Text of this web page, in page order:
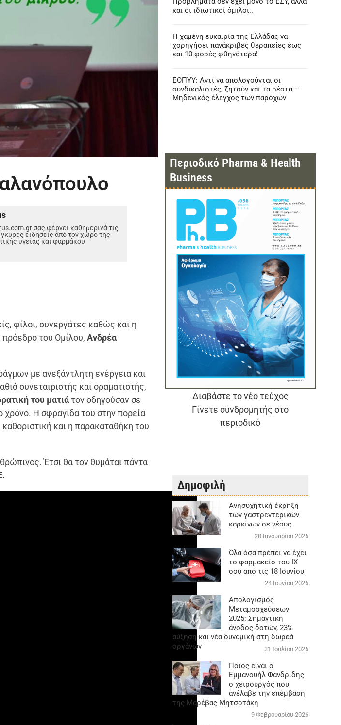
σας φέρνει καθημερινά τις
ειδησεις από τον χώρο της
υγείας και φαρμάκου
φίλοι, συνεργάτες καθώς και η
πρόεδρο του Ομίλου,Ανδρέα
με ανεξάντλητη ενέργεια και
συνεταιριστής και οραματιστής,
του ματιάτον οδηγούσαν σε
χρόνο. Η σφραγίδα του στην πορεία
και η παρακαταθήκη του
Έτσι θα τον θυμάται πάντα
και οι ιδιωτικοί όμιλοι..
Η χαμένη ευκαιρία της Ελλάδας να
χορηγήσει πανάκριβες θεραπείες έως
και 10 φορές φθηνότερα!
ΕΟΠΥΥ: Αντί να απολογούνται οι
συνδικαλιστές, ζητούν και τα ρέστα –
Μηδενικός έλεγχος των παρόχων
Περιοδικό Pharma & Health
Business
Διαβάστε το νέο τεύχος
Γίνετε συνδρομητής στο
περιοδικό
Δημοφιλή
Aνησυχητική έκρηξη
των γαστρεντερικών
καρκίνων σε νέους
20 Ιανουαρίου 2026
Όλα όσα πρέπει να έχει
το φαρμακείο του ΙΧ
σου από τις 18 Ιουνίου
24 Ιουνίου 2026
Απολογισμός
Μεταμοσχεύσεων
2025: Σημαντική
άνοδος δοτών, 23%
αύξηση και νέα δυναμική στη δωρεά
οργάνων
31 Ιουλίου 2026
Ποιος είναι ο
Εμμανουήλ Φανδρίδης
ο χειρουργός που
ανέλαβε την επέμβαση
της Μαρέβας Μητσοτάκη
9 Φεβρουαρίου 2026